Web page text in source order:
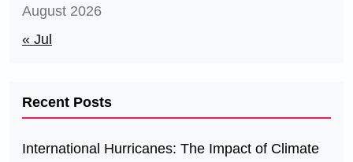
August 2026
« Jul
Recent Posts
International Hurricanes: The Impact of Climate